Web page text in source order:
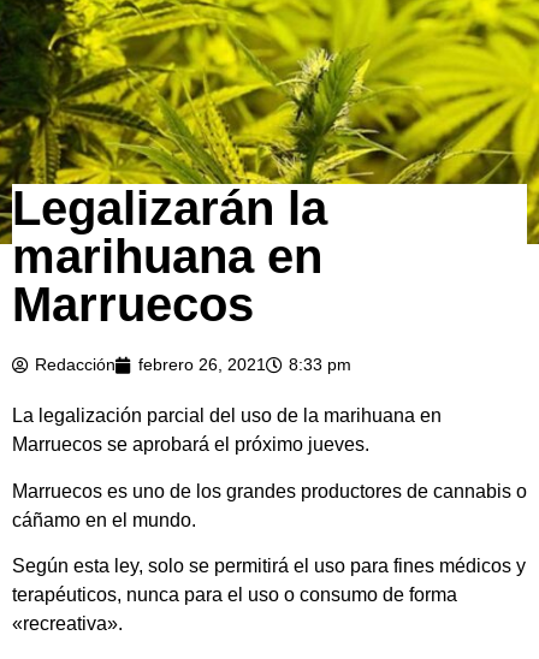
Legalizarán la
marihuana en
Marruecos
Redacción febrero 26, 2021 8:33 pm
La legalización parcial del uso de la marihuana en
Marruecos se aprobará el próximo jueves.
Marruecos es uno de los grandes productores de cannabis o
cáñamo en el mundo.
Según esta ley, solo se permitirá el uso para fines médicos y
terapéuticos, nunca para el uso o consumo de forma
«recreativa».